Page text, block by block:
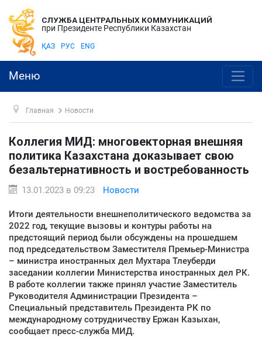
СЛУЖБА ЦЕНТРАЛЬНЫХ КОММУНИКАЦИЙ
при Президенте Республики Казахстан
ҚАЗ РУС ENG
Меню
Главная Новости
Коллегия МИД: многовекторная внешняя
политика Казахстана доказывает свою
безальтернативность и востребованность
13.01.2023 в 09:23 Новости
Итоги деятельности внешнеполитического ведомства за
2022 год, текущие вызовы и контуры работы на
предстоящий период были обсуждены на прошедшем
под председательством Заместителя Премьер-Министра
– министра иностранных дел Мухтара Тлеуберди
заседании коллегии Министерства иностранных дел РК.
В работе коллегии также принял участие Заместитель
Руководителя Администрации Президента –
Специальный представитель Президента РК по
международному сотрудничеству Ержан Казыхан,
сообщает пресс-служба МИД.